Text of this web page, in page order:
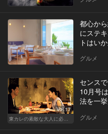
都心か
にステ
トはい
グルメ
Vol.17
センス
10月号
法を一
グルメ